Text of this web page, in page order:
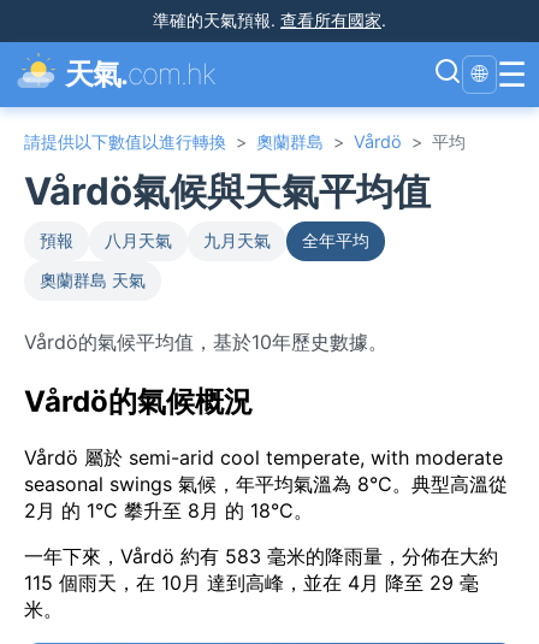
準確的天氣預報. 查看所有國家.
天氣.com.hk 🌐 ☰
請提供以下數值以進行轉換 > 奧蘭群島 > Vårdö > 平均
Vårdö氣候與天氣平均值
預報 八月天氣 九月天氣
全年平均
奧蘭群島 天氣
Vårdö的氣候平均值，基於10年歷史數據。
Vårdö的氣候概況
Vårdö 屬於 semi-arid cool temperate, with moderate
seasonal swings 氣候，年平均氣溫為 8°C。典型高溫從
2月 的 1°C 攀升至 8月 的 18°C。
一年下來，Vårdö 約有 583 毫米的降雨量，分佈在大約
115 個雨天，在 10月 達到高峰，並在 4月 降至 29 毫
米。